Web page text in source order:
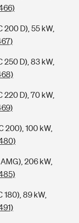
200 D), 55 kW,
250 D), 83 kW,
220 D), 70 kW,
200), 100 kW,
206 kW,
180), 89 kW,